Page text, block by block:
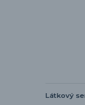
Látkový